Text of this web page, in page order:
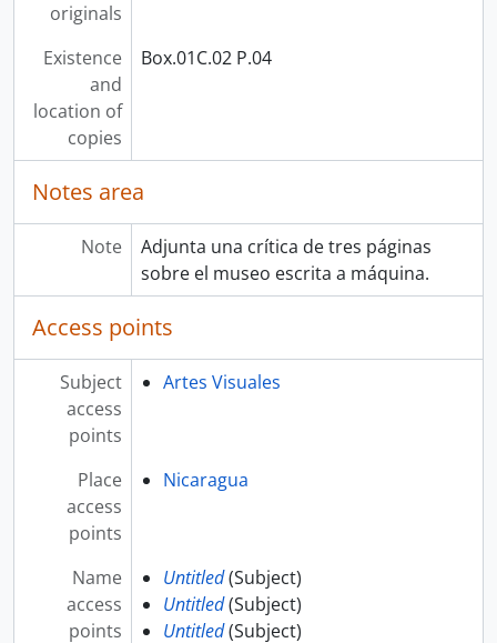
originals
Existence
and
location of
copies
Box.01C.02 P.04
Notes area
Note
Adjunta una crítica de tres páginas
sobre el museo escrita a máquina.
Access points
Subject
access
points
Artes Visuales
Place
access
points
Nicaragua
Name
access
points
Untitled(Subject)
Untitled(Subject)
Untitled(Subject)